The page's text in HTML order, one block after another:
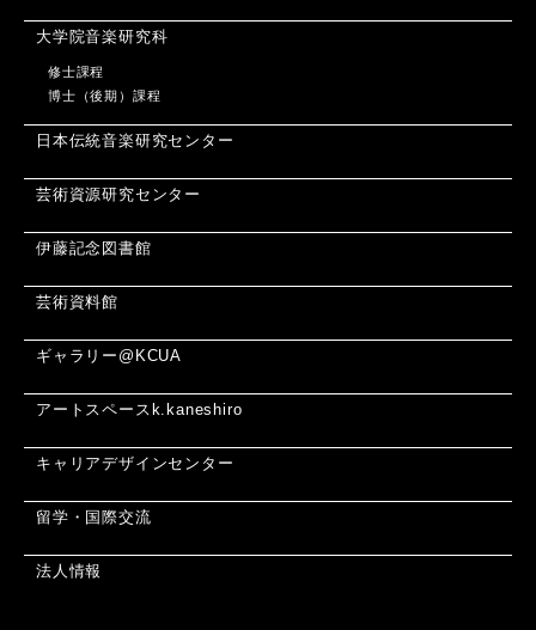
大学院音楽研究科
修士課程
博士（後期）課程
日本伝統音楽研究センター
芸術資源研究センター
伊藤記念図書館
芸術資料館
ギャラリー@KCUA
アートスペースk.kaneshiro
キャリアデザインセンター
留学・国際交流
法人情報